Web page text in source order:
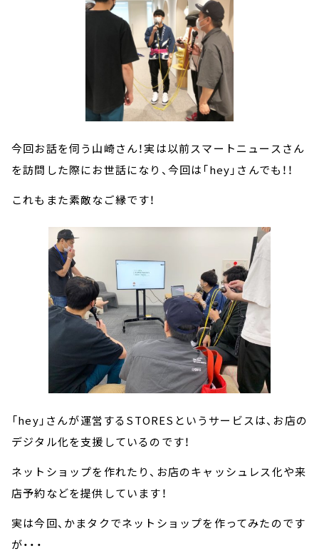
今回お話を伺う山崎さん！実は以前スマートニュースさん
を訪問した際にお世話になり、今回は「hey」さんでも！！
これもまた素敵なご縁です！
「hey」さんが運営するSTORESというサービスは、お店の
デジタル化を支援しているのです！
ネットショップを作れたり、お店のキャッシュレス化や来
店予約などを提供しています！
実は今回、かまタクでネットショップを作ってみたのです
が・・・